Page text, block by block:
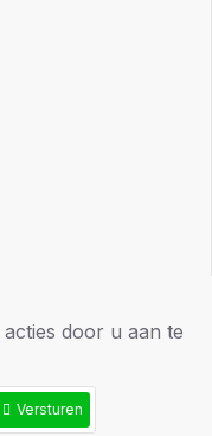
door u aan te
Versturen